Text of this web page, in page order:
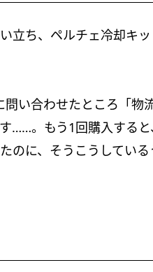
立ち、ペルチェ冷却キ
い合わせたところ「物
……。もう1回購入すると
のに、そうこうしてい